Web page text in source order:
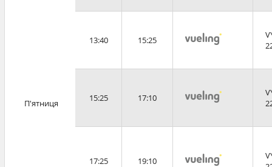
П'ятниця
13:40 15:25
15:25 17:10
17:25 19:10